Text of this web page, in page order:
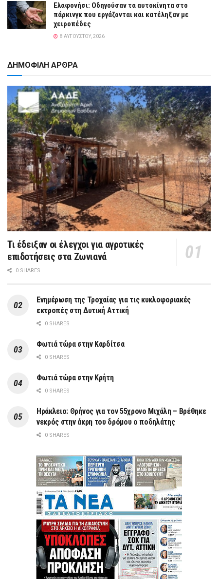
Ελαφονήσι: Οδηγούσαν τα αυτοκίνητα στο
πάρκινγκ που εργάζονται και κατέληξαν με
χειροπέδες
8 ΑΥΓΟΎΣΤΟΥ, 2026
ΔΗΜΟΦΙΛΗ ΑΡΘΡΑ
Τι έδειξαν οι έλεγχοι για αγροτικές
επιδοτήσεις στα Ζωνιανά
0 SHARES
Ενημέρωση της Τροχαίας για τις κυκλοφοριακές
εκτροπές στη Δυτική Αττική
0 SHARES
Φωτιά τώρα στην Καρδίτσα
0 SHARES
Φωτιά τώρα στην Κρήτη
0 SHARES
Ηράκλειο: Θρήνος για τον 55χρονο Μιχάλη – Βρέθηκε
νεκρός στην άκρη του δρόμου ο ποδηλάτης
0 SHARES